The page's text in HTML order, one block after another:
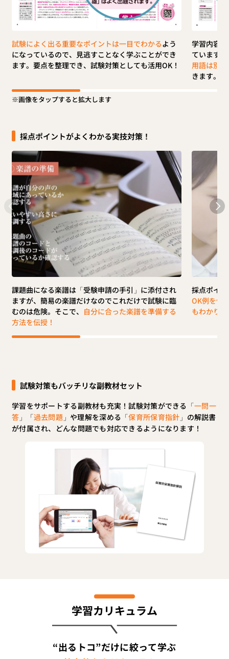
試験によく出る重要なポイントは一目でわかるよう
になっているので、見逃すことなく学ぶことができ
ます。要点を整理でき、試験対策としても活用OK！
学習内容
ています
用語は別
きます。
画像をタップすると拡大します
採点ポイントがよくわかる実技対策！
課題曲になる楽譜は「受験申請の手引」に添付され
ますが、簡易の楽譜だけなのでこれだけで試験に臨
むのは危険。そこで、 自分に合った楽譜を準備する
方法を伝授！
採点ポイ
OK例を使
もわかり
試験対策もバッチリな副教材セット
学習をサポートする副教材も充実！試験対策ができる「一問一
答 」「過去問題」や理解を深める「保育所保育指針 」の解説書
が付属され、どんな問題でも対応できるようになります！
学習カリキュラム
“出るトコ”だけに絞って学ぶ